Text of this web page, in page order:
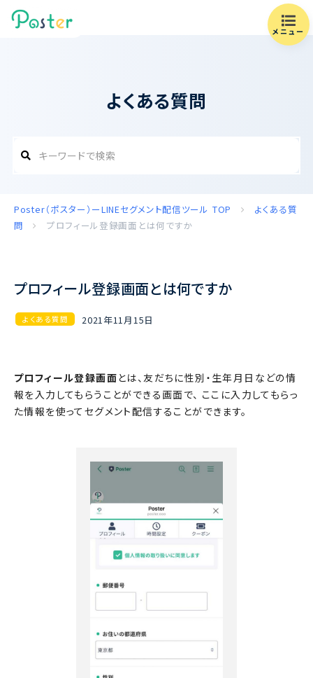
メニュー
よくある質問
Poster（ポスター）ーLINEセグメント配信ツール TOP
よくある質
問
プロフィール登録画面とは何ですか
プロフィール登録画面とは何ですか
よくある質問 2021年11月15日
プロフィール登録画面とは、友だちに性別・生年月日などの情
報を入力してもらうことができる画面で、 ここに入力してもらっ
た情報を使ってセグメント配信することができます。